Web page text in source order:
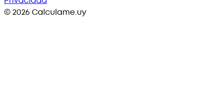
©2026Calculame.uy